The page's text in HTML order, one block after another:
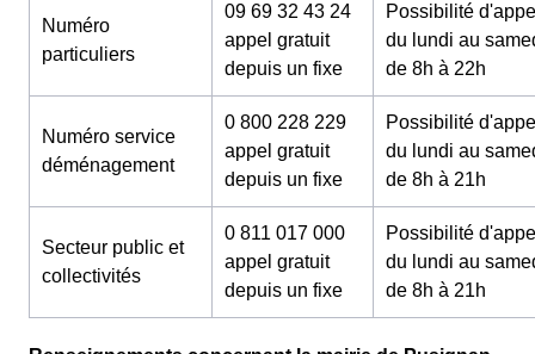
Numéro
particuliers
09 69 32 43 24
appel gratuit
depuis un fixe
Possibilité
du lundi au
de 8h à 22h
Numéro service
déménagement
0 800 228 229
appel gratuit
depuis un fixe
Possibilité
du lundi au
de 8h à 21h
Secteur public et
collectivités
0 811 017 000
appel gratuit
depuis un fixe
Possibilité
du lundi au
de 8h à 21h